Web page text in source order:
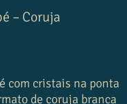
– Coruja
com cristais na ponta
de coruja branca